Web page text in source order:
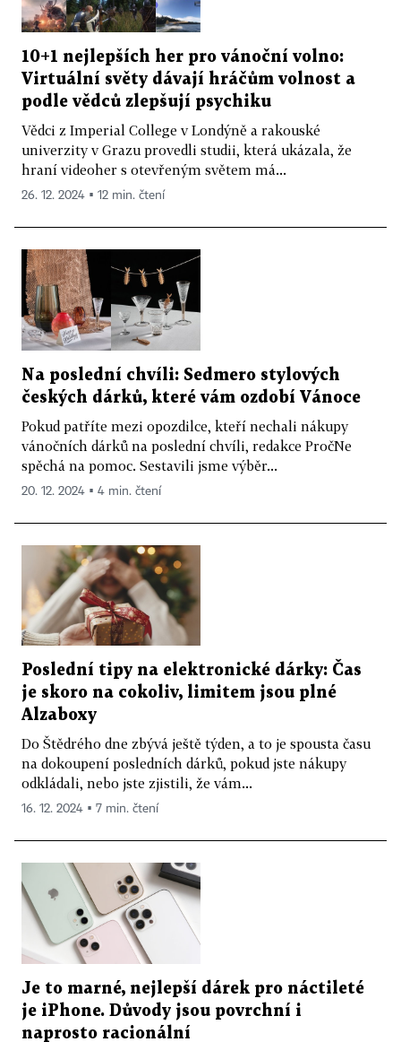
10+1 nejlepších her pro vánoční volno:
Virtuální světy dávají hráčům volnost a
podle vědců zlepšují psychiku
Vědci z Imperial College v Londýně a rakouské
univerzity v Grazu provedli studii, která ukázala, že
hraní videoher s otevřeným světem má...
26. 12. 2024 ▪ 12 min. čtení
Na poslední chvíli: Sedmero stylových
českých dárků, které vám ozdobí Vánoce
Pokud patříte mezi opozdilce, kteří nechali nákupy
vánočních dárků na poslední chvíli, redakce PročNe
spěchá na pomoc. Sestavili jsme výběr...
20. 12. 2024 ▪ 4 min. čtení
Poslední tipy na elektronické dárky: Čas
je skoro na cokoliv, limitem jsou plné
Alzaboxy
Do Štědrého dne zbývá ještě týden, a to je spousta času
na dokoupení posledních dárků, pokud jste nákupy
odkládali, nebo jste zjistili, že vám...
16. 12. 2024 ▪ 7 min. čtení
Je to marné, nejlepší dárek pro náctileté
je iPhone. Důvody jsou povrchní i
naprosto racionální